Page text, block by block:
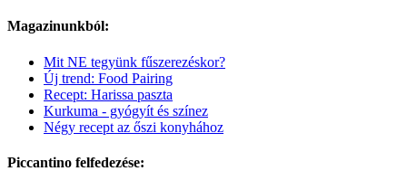
Magazinunkból:
Mit NE tegyünk fűszerezéskor?
Új trend: Food Pairing
Recept: Harissa paszta
Kurkuma - gyógyít és színez
Négy recept az őszi konyhához
Piccantino felfedezése: